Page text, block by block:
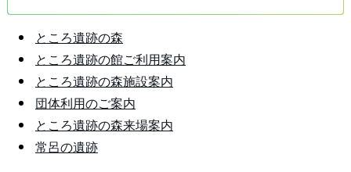
ところ遺跡の森
ところ遺跡の館ご利用案内
ところ遺跡の森施設案内
団体利用のご案内
ところ遺跡の森来場案内
常呂の遺跡